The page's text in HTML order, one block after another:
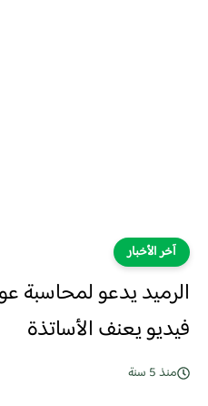
آخر الأخبار
الرميد يدعو
فيديو يعنف الأساتذة
منذ 5 سنة